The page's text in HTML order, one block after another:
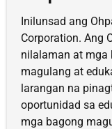
Inilunsad ang
Corporation. Ang
nilalaman at mga
magulang at
larangan na
oportunidad sa
mga bagong